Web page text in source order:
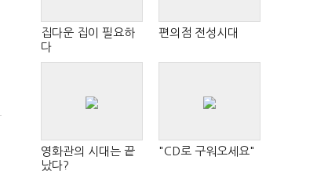
집다운 집이 필요하
다
편의점 전성시대
영화관의 시대는 끝
났다?
"CD로 구워오세요"